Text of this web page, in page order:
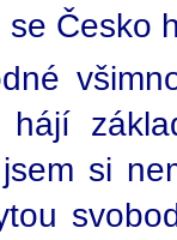
Česko
si